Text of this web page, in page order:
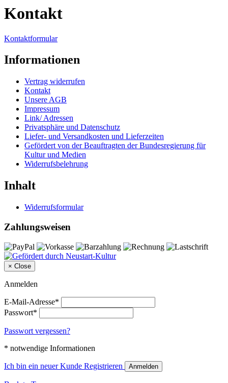
Kontakt
Kontaktformular
Informationen
Vertrag widerrufen
Kontakt
Unsere AGB
Impressum
Link/ Adressen
Privatsphäre und Datenschutz
Liefer- und Versandkosten und Lieferzeiten
Gefördert von der Beauftragten der Bundesregierung für
Kultur und Medien
Widerrufsbelehrung
Inhalt
Widerrufsformular
Zahlungsweisen
× Close
Anmelden
E-Mail-Adresse*
Passwort*
Passwort vergessen?
* notwendige Informationen
Ich bin ein neuer Kunde Registrieren Anmelden